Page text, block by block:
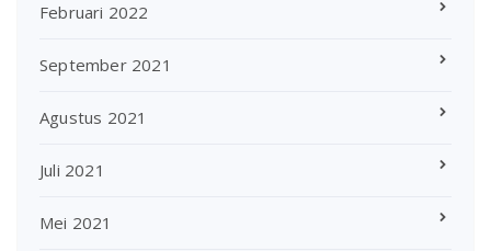
Februari 2022
September 2021
Agustus 2021
Juli 2021
Mei 2021